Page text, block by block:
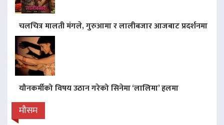
चलचित्र मालती मंगले, गुरुआमा र लालीबजार आजबाट प्रदर्शनमा
यौनकर्मीको विषय उठान गरेको सिनेमा ‘लालिमा’ हलमा
मौसम